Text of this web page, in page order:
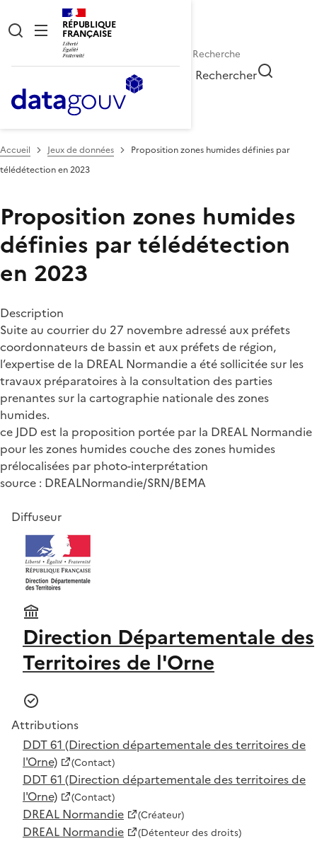
RÉPUBLIQUE
FRANÇAISE
Rechercher
Accueil Jeux de données
Proposition zones humides définies par
télédétection en 2023
Proposition zones humides
définies par télédétection
en 2023
Description
Suite au courrier du 27 novembre adressé aux préfets
coordonnateurs de bassin et aux préfets de région,
l’expertise de la DREAL Normandie a été sollicitée sur les
travaux préparatoires à la consultation des parties
prenantes sur la cartographie nationale des zones
humides.
ce JDD est la proposition portée par la DREAL Normandie
pour les zones humides couche des zones humides
prélocalisées par photo-interprétation
source : DREALNormandie/SRN/BEMA
Diffuseur
Direction Départementale des
Territoires de l'Orne
Attributions
DDT 61 (Direction départementale des territoires de
l'Orne)
(Contact)
DDT 61 (Direction départementale des territoires de
l'Orne)
(Contact)
DREAL Normandie (Créateur)
DREAL Normandie (Détenteur des droits)